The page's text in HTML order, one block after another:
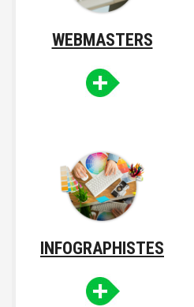
WEBMASTERS
INFOGRAPHISTES